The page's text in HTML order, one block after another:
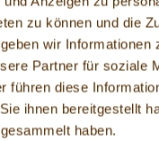
zu können und die
wir Informationen
Partner für soziale
führen diese
ihnen bereitgestellt
haben.